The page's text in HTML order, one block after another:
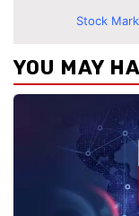
Stock
YOU MAY